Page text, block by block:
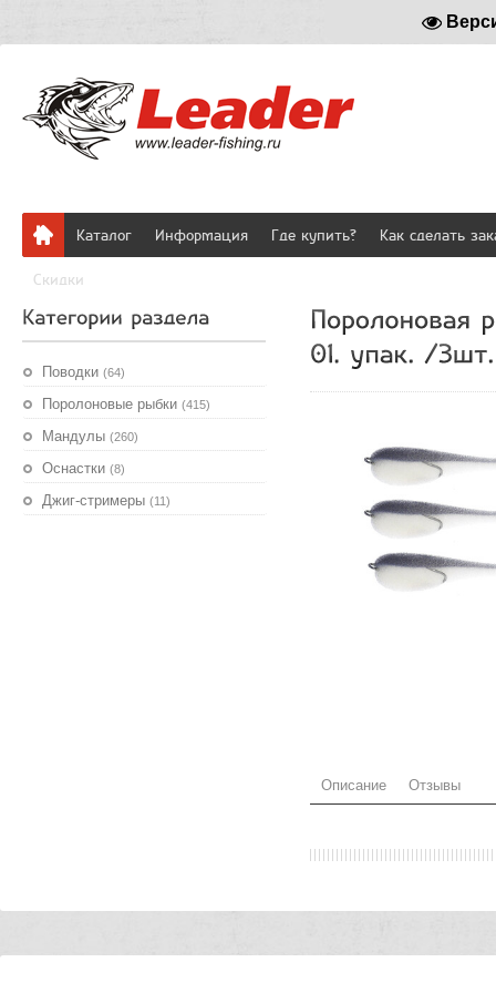
Каталог Информация Где купить? Как сделать
Скидки
Поводки (64)
Поролоновые рыбки (415)
Мандулы (260)
Оснастки (8)
Джиг-стримеры (11)
Описание Отзывы